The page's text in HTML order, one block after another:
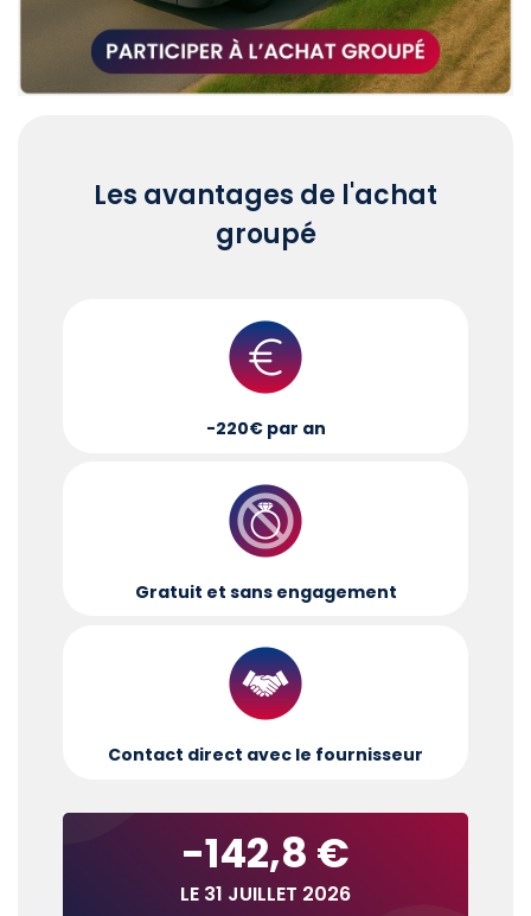
Les avantages de l'achat
groupé
-220€ par an
Gratuit et sans engagement
Contact direct avec le fournisseur
-142,8 €
LE 31 JUILLET 2026